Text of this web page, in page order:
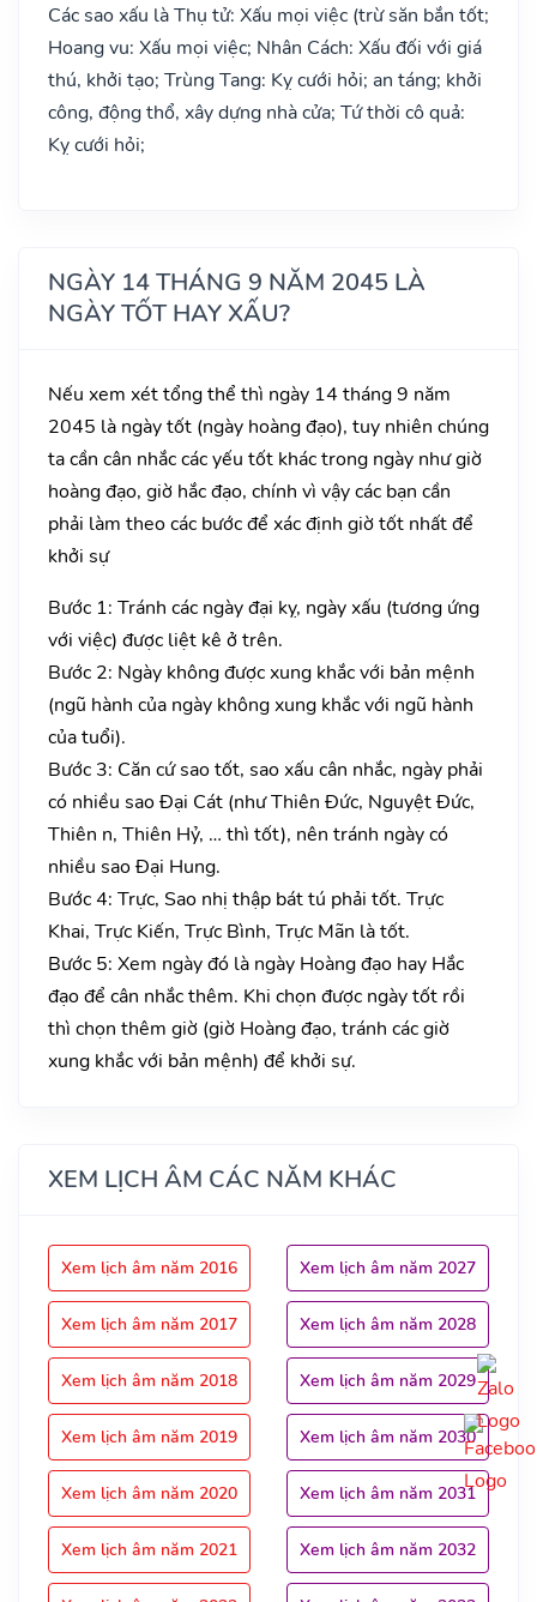
Các sao xấu là Thụ tử: Xấu mọi việc (trừ săn bắn tốt;
Hoang vu: Xấu mọi việc; Nhân Cách: Xấu đối với giá
thú, khởi tạo; Trùng Tang: Kỵ cưới hỏi; an táng; khởi
công, động thổ, xây dựng nhà cửa; Tứ thời cô quả:
Kỵ cưới hỏi;
NGÀY 14 THÁNG 9 NĂM 2045 LÀ
NGÀY TỐT HAY XẤU?
Nếu xem xét tổng thể thì ngày 14 tháng 9 năm
2045 là ngày tốt (ngày hoàng đạo), tuy nhiên chúng
ta cần cân nhắc các yếu tốt khác trong ngày như giờ
hoàng đạo, giờ hắc đạo, chính vì vậy các bạn cần
phải làm theo các bước để xác định giờ tốt nhất để
khởi sự
Bước 1: Tránh các ngày đại kỵ, ngày xấu (tương ứng
với việc) được liệt kê ở trên.
Bước 2: Ngày không được xung khắc với bản mệnh
(ngũ hành của ngày không xung khắc với ngũ hành
của tuổi).
Bước 3: Căn cứ sao tốt, sao xấu cân nhắc, ngày phải
có nhiều sao Đại Cát (như Thiên Đức, Nguyệt Đức,
Thiên n, Thiên Hỷ, … thì tốt), nên tránh ngày có
nhiều sao Đại Hung.
Bước 4: Trực, Sao nhị thập bát tú phải tốt. Trực
Khai, Trực Kiến, Trực Bình, Trực Mãn là tốt.
Bước 5: Xem ngày đó là ngày Hoàng đạo hay Hắc
đạo để cân nhắc thêm. Khi chọn được ngày tốt rồi
thì chọn thêm giờ (giờ Hoàng đạo, tránh các giờ
xung khắc với bản mệnh) để khởi sự.
XEM LỊCH ÂM CÁC NĂM KHÁC
Xem lịch âm năm 2016
Xem lịch âm năm 2017
Xem lịch âm năm 2018
Xem lịch âm năm 2019
Xem lịch âm năm 2020
Xem lịch âm năm 2021
Xem lịch âm năm 2027
Xem lịch âm năm 2028
Xem lịch âm năm 2029
Xem lịch âm năm 2030
Xem lịch âm năm 2031
Xem lịch âm năm 2032